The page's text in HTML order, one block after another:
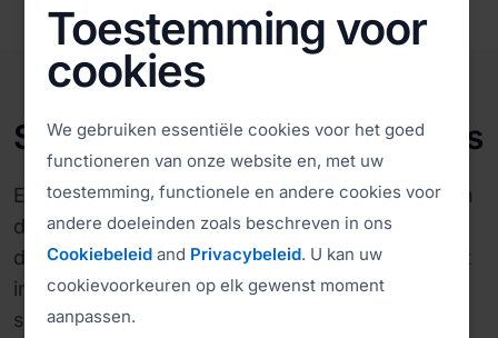
Spring naar externe computers
Een computer met ISL AlwaysOn kan bovendien
dienst doen als jump box en de verbinding
doorsturen naar elke andere computer en poort
in zijn lokale netwerk. Op deze manier heeft u
slechts één computer nodig waarop ISL
Toestemming voor
cookies
We gebruiken essentiële cookies voor het goed
functioneren van onze website en, met uw
toestemming, functionele en andere cookies voor
andere doeleinden zoals beschreven in ons
Cookiebeleid and Privacybeleid. U kan uw
cookievoorkeuren op elk gewenst moment
aanpassen.